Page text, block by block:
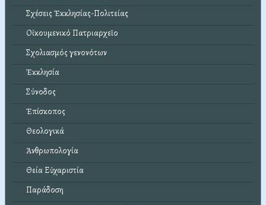
Σχέσεις Ἐκκλησίας-Πολιτείας
Οἰκουμενικό Πατριαρχεῖο
Σχολιασμός γενονότων
Ἐκκλησία
Σύνοδος
Ἐπίσκοπος
Θεολογικά
Ἀνθρωπολογία
Θεία Εὐχαριστία
Παράδοση